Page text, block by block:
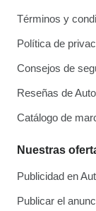
Términos y
Política de
Consejos de
Reseñas de
Catálogo de
Nuestras
Publicidad en
Publicar el